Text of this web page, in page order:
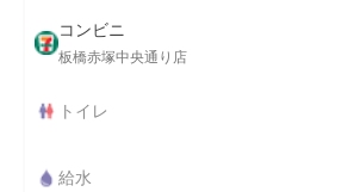
コンビニ
板橋赤塚中央通り店
トイレ
給水